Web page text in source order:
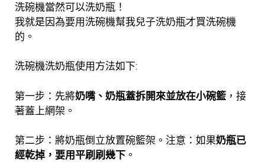
洗碗機當然可以洗奶瓶！
我就是因為要用洗碗機幫我兒子洗奶瓶才買洗碗機
的。
洗碗機洗奶瓶使用方法如下:
第一步：先將奶嘴、奶瓶蓋拆開來並放在小碗籃 ，接
著蓋上網架。
第二步：將奶瓶倒立放置碗籃架。注意：如果奶瓶已
經乾掉，要用平刷刷幾下 。